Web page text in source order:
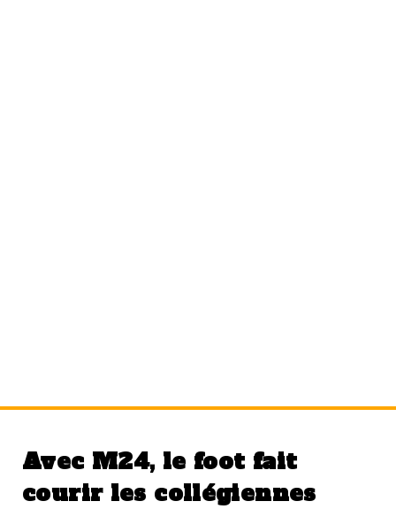
Avec M24, le foot fait
courir les collégiennes